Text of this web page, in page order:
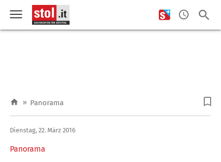
» Panorama
Panorama
Dienstag, 22. März 2016